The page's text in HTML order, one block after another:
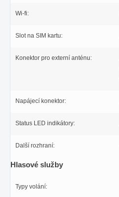
Wi-fi:
Slot na SIM kartu:
Konektor pro externí anténu:
Napájecí konektor:
Status LED indikátory:
Další rozhraní:
Hlasové služby
Typy volání: